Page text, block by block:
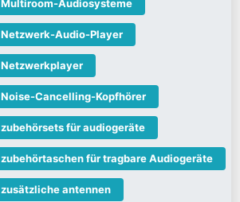
Multiroom-Audiosysteme
Netzwerk-Audio-Player
Netzwerkplayer
Noise-Cancelling-Kopfhörer
zubehörsets für audiogeräte
zubehörtaschen für tragbare Audiogeräte
zusätzliche antennen